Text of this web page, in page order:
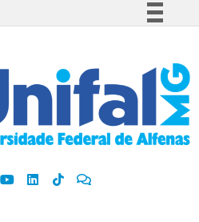
Participe
Acesso à informação
Legislação